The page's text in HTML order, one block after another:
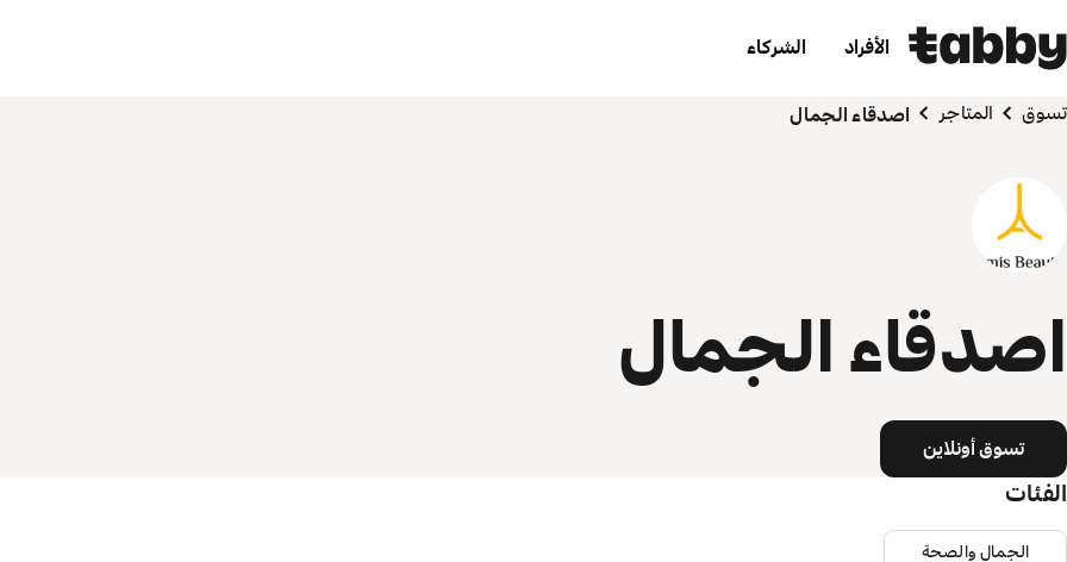
الأفراد الشركاء
تسوق المتاجر اصدقاء الجمال
اصدقاء الجمال
تسوق أونلاين
الفئات
الجمال والصحة